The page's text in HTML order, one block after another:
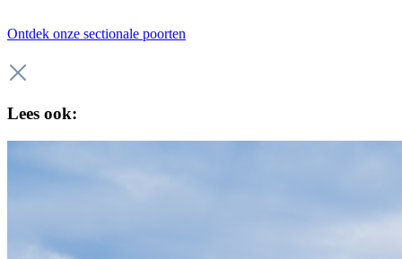
Ontdek onze sectionale poorten
Lees ook: